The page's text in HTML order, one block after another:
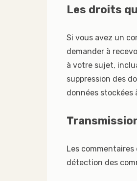
Les droits
Si vous avez un
demander à
à votre sujet,
suppression des
données stockées
Les commentaires
détection des